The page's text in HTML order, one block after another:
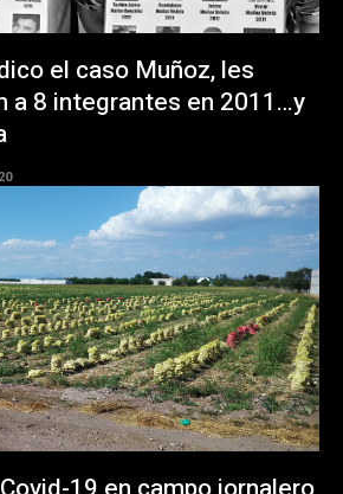
el caso Muñoz, les
a 8 integrantes en 2011…y